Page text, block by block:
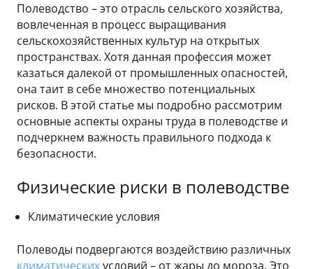
Полеводство – это отрасль сельского хозяйства,
вовлеченная в процесс выращивания
сельскохозяйственных культур на открытых
пространствах. Хотя данная профессия может
казаться далекой от промышленных опасностей,
она таит в себе множество потенциальных
рисков. В этой статье мы подробно рассмотрим
основные аспекты охраны труда в полеводстве и
подчеркнем важность правильного подхода к
безопасности.
Физические риски в полеводстве
Климатические условия
Полеводы подвергаются воздействию различных
климатическихусловий – от жары до мороза. Это